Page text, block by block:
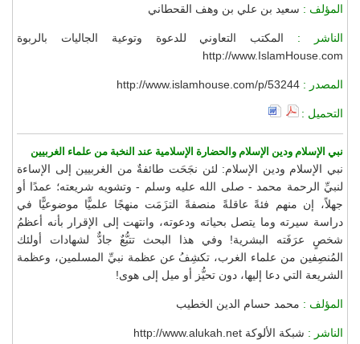
المؤلف : سعيد بن علي بن وهف القحطاني
الناشر : المكتب التعاوني للدعوة وتوعية الجاليات بالربوة
http://www.IslamHouse.com
المصدر : http://www.islamhouse.com/p/53244
التحميل :
نبي الإسلام ودين الإسلام والحضارة الإسلامية عند النخبة من علماء الغربيين
نبي الإسلام ودين الإسلام: لئن نجَحَت طائفةٌ من الغربيين إلى الإساءة
لنبيِّ الرحمة محمد - صلى الله عليه وسلم - وتشويه شريعته؛ عمدًا أو
جهلاً، إن منهم فئةً عاقلةً منصفةً التزَمَت منهجًا علميًّا موضوعيًّا في
دراسة سيرته وما يتصل بحياته ودعوته، وانتهت إلى الإقرار بأنه أعظمُ
شخصٍ عرَفَته البشرية! وفي هذا البحث تتبُّعٌ جادٌّ لشهادات أولئك
المُنصِفين من علماء الغرب، تكشِفُ عن عظمة نبيِّ المسلمين، وعظمة
الشريعة التي دعا إليها، دون تحيُّز أو ميل إلى هوى!
المؤلف : محمد حسام الدين الخطيب
الناشر : شبكة الألوكة http://www.alukah.net